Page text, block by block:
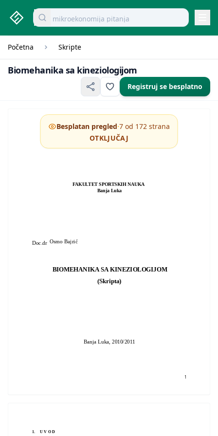
studenti.rs home page
Pretraži dokumente
mikroekonomija pitanja
Početna Skripte
Biomehanika sa kineziologijom
Registruj se besplatno
1
FAKULTET SPORTSKIH NAUKA
Banja Luka
Doc.drOsmo Bajrić
BIOMEHANIKA SA KINEZIOLOGIJOM
(Skripta)
Banja Luka, 2010/2011
1. U V O D
Besplatan pregled·7 od 172 strana
OTKLJUČAJ